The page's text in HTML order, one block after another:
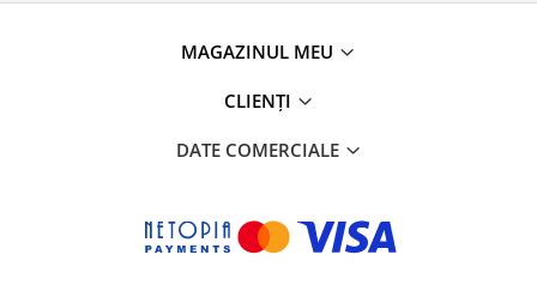
MAGAZINUL MEU
CLIENȚI
DATE COMERCIALE